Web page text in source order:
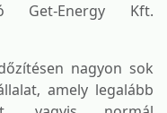
Get-Energy Kft.
nagyon sok
amely legalább